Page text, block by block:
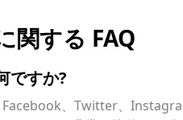
関する FAQ
ですか?
、Twitter、